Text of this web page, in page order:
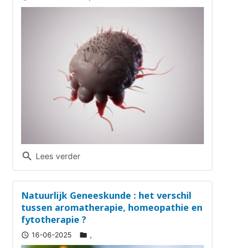
search Lees verder
Natuurlijk Geneeskunde : het verschil
tussen aromatherapie, homeopathie en
fytotherapie ?
schedule 16-06-2025 folder ,